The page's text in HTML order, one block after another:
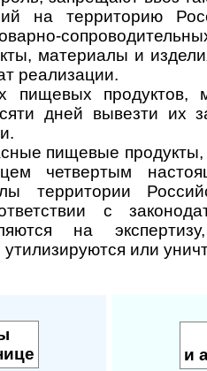
на территорию
материалы и
реализации.
пищевых продуктов,
дней вывезти их
пищевые
четвертым
территории
с
на
утилизируются или
и